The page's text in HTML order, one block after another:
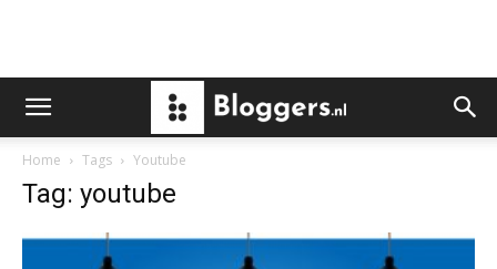
Home Tags Youtube
Tag: youtube